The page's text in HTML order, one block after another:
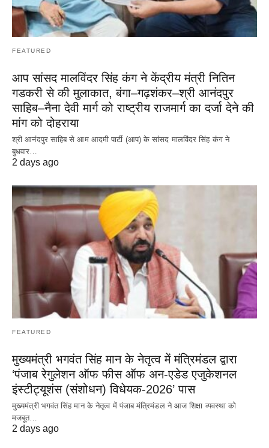
FEATURED
आप सांसद मालविंदर सिंह कंग ने केंद्रीय मंत्री नितिन
गडकरी से की मुलाकात, बंगा–गढ़शंकर–श्री आनंदपुर
साहिब–नैना देवी मार्ग को राष्ट्रीय राजमार्ग का दर्जा देने की
मांग को दोहराया
श्री आनंदपुर साहिब से आम आदमी पार्टी (आप) के सांसद मालविंदर सिंह कंग ने
बुधवार…
2 days ago
FEATURED
मुख्यमंत्री भगवंत सिंह मान के नेतृत्व में मंत्रिमंडल द्वारा
‘पंजाब रेगुलेशन ऑफ फीस ऑफ अन-एडेड एजुकेशनल
इंस्टीट्यूशंस (संशोधन) विधेयक-2026’ पास
मुख्यमंत्री भगवंत सिंह मान के नेतृत्व में पंजाब मंत्रिमंडल ने आज शिक्षा व्यवस्था को
मजबूत…
2 days ago